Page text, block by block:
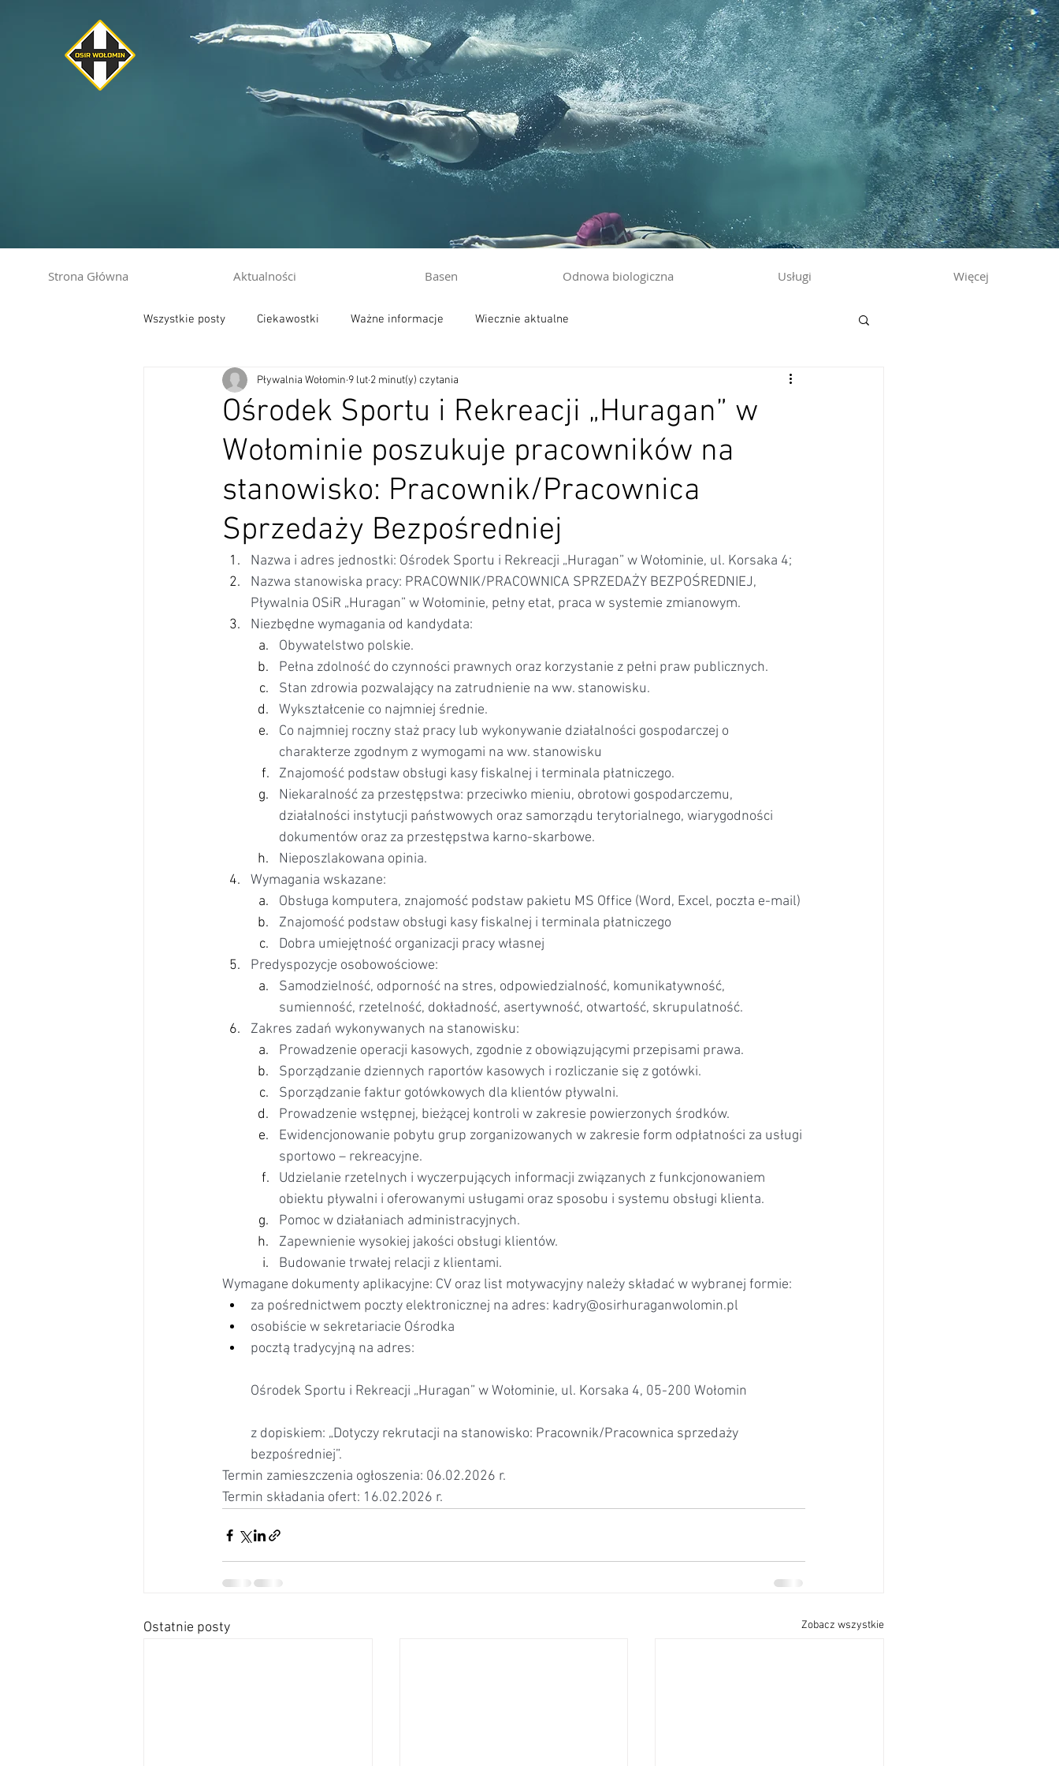
Strona Główna Aktualności Basen Odnowa biologiczna Usługi Więcej
Wszystkie posty Ciekawostki Ważne informacje Wiecznie aktualne
Ośrodek Sportu i Rekreacji „Huragan” w
Wołominie poszukuje pracowników na
stanowisko: Pracownik/Pracownica
Sprzedaży Bezpośredniej
Pływalnia Wołomin 9 lut 2 minut(y) czytania
Nazwa i adres jednostki: Ośrodek Sportu i Rekreacji „Huragan” w Wołominie, ul. Korsaka 4;
Nazwa stanowiska pracy: PRACOWNIK/PRACOWNICA SPRZEDAŻY BEZPOŚREDNIEJ,
Pływalnia OSiR „Huragan” w Wołominie, pełny etat, praca w systemie zmianowym.
Niezbędne wymagania od kandydata:
Obywatelstwo polskie.
Pełna zdolność do czynności prawnych oraz korzystanie z pełni praw publicznych.
Stan zdrowia pozwalający na zatrudnienie na ww. stanowisku.
Wykształcenie co najmniej średnie.
Co najmniej roczny staż pracy lub wykonywanie działalności gospodarczej o
charakterze zgodnym z wymogami na ww. stanowisku
Znajomość podstaw obsługi kasy fiskalnej i terminala płatniczego.
Niekaralność za przestępstwa: przeciwko mieniu, obrotowi gospodarczemu,
działalności instytucji państwowych oraz samorządu terytorialnego, wiarygodności
dokumentów oraz za przestępstwa karno-skarbowe.
Nieposzlakowana opinia.
Wymagania wskazane:
Obsługa komputera, znajomość podstaw pakietu MS Office (Word, Excel, poczta e-mail)
Znajomość podstaw obsługi kasy fiskalnej i terminala płatniczego
Dobra umiejętność organizacji pracy własnej
Predyspozycje osobowościowe:
Samodzielność, odporność na stres, odpowiedzialność, komunikatywność,
sumienność, rzetelność, dokładność, asertywność, otwartość, skrupulatność.
Zakres zadań wykonywanych na stanowisku:
Prowadzenie operacji kasowych, zgodnie z obowiązującymi przepisami prawa.
Sporządzanie dziennych raportów kasowych i rozliczanie się z gotówki.
Sporządzanie faktur gotówkowych dla klientów pływalni.
Prowadzenie wstępnej, bieżącej kontroli w zakresie powierzonych środków.
Ewidencjonowanie pobytu grup zorganizowanych w zakresie form odpłatności za usługi
sportowo – rekreacyjne.
Udzielanie rzetelnych i wyczerpujących informacji związanych z funkcjonowaniem
obiektu pływalni i oferowanymi usługami oraz sposobu i systemu obsługi klienta.
Pomoc w działaniach administracyjnych.
Zapewnienie wysokiej jakości obsługi klientów.
Budowanie trwałej relacji z klientami.
Wymagane dokumenty aplikacyjne: CV oraz list motywacyjny należy składać w wybranej formie:
za pośrednictwem poczty elektronicznej na adres: kadry@osirhuraganwolomin.pl
osobiście w sekretariacie Ośrodka
pocztą tradycyjną na adres:
Ośrodek Sportu i Rekreacji „Huragan” w Wołominie, ul. Korsaka 4, 05-200 Wołomin
z dopiskiem: „Dotyczy rekrutacji na stanowisko: Pracownik/Pracownica sprzedaży
bezpośredniej”.
Termin zamieszczenia ogłoszenia: 06.02.2026 r.
Termin składania ofert: 16.02.2026 r.
Ostatnie posty Zobacz wszystkie